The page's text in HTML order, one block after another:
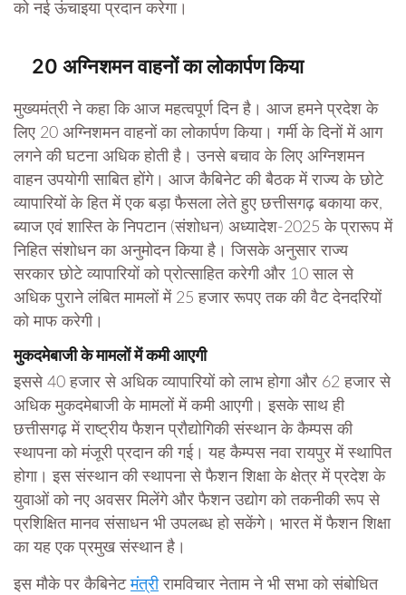
को नई ऊंचाइया प्रदान करेगा।
20 अग्निशमन वाहनों का लोकार्पण किया
मुख्यमंत्री ने कहा कि आज महत्वपूर्ण दिन है। आज हमने प्रदेश के
लिए 20 अग्निशमन वाहनों का लोकार्पण किया। गर्मी के दिनों में आग
लगने की घटना अधिक होती है। उनसे बचाव के लिए अग्निशमन
वाहन उपयोगी साबित होंगे। आज कैबिनेट की बैठक में राज्य के छोटे
व्यापारियों के हित में एक बड़ा फैसला लेते हुए छत्तीसगढ़ बकाया कर,
ब्याज एवं शास्ति के निपटान (संशोधन) अध्यादेश-2025 के प्रारूप में
निहित संशोधन का अनुमोदन किया है। जिसके अनुसार राज्य
सरकार छोटे व्यापारियों को प्रोत्साहित करेगी और 10 साल से
अधिक पुराने लंबित मामलों में 25 हजार रूपए तक की वैट देनदरियों
को माफ करेगी।
मुकदमेबाजी के मामलों में कमी आएगी
इससे 40 हजार से अधिक व्यापारियों को लाभ होगा और 62 हजार से
अधिक मुकदमेबाजी के मामलों में कमी आएगी। इसके साथ ही
छत्तीसगढ़ में राष्ट्रीय फैशन प्रौद्योगिकी संस्थान के कैम्पस की
स्थापना को मंजूरी प्रदान की गई। यह कैम्पस नवा रायपुर में स्थापित
होगा। इस संस्थान की स्थापना से फैशन शिक्षा के क्षेत्र में प्रदेश के
युवाओं को नए अवसर मिलेंगे और फैशन उद्योग को तकनीकी रूप से
प्रशिक्षित मानव संसाधन भी उपलब्ध हो सकेंगे। भारत में फैशन शिक्षा
का यह एक प्रमुख संस्थान है।
इस मौके पर कैबिनेटमंत्रीरामविचार नेताम ने भी सभा को संबोधित